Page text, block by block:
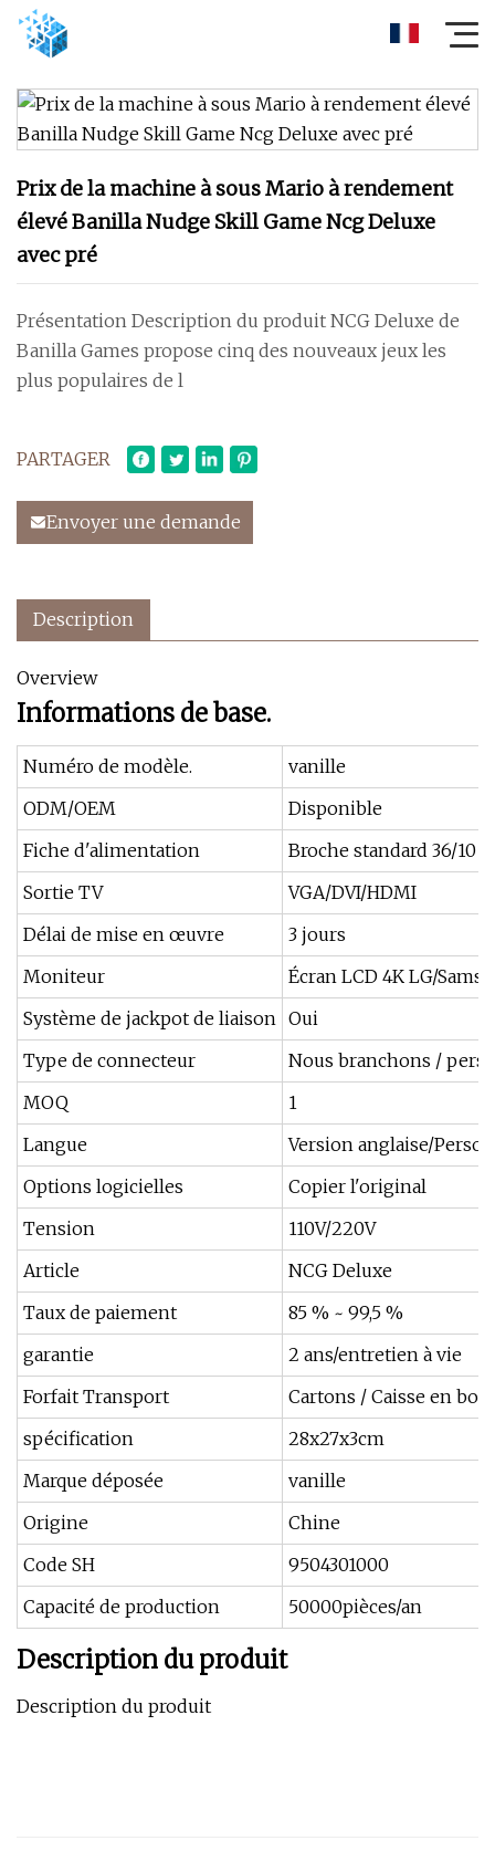
Prix ​​de la machine à sous Mario à rendement
élevé Banilla Nudge Skill Game Ncg Deluxe
avec pré
Présentation Description du produit NCG Deluxe de
Banilla Games propose cinq des nouveaux jeux les
plus populaires de l
PARTAGER
Envoyer une demande
Description
Overview
Informations de base.
Numéro de modèle.
vanille
ODM/OEM
Disponible
Fiche d'alimentation
Broche standard 36/10
Sortie TV
VGA/DVI/HDMI
Délai de mise en œuvre
3 jours
Moniteur
Écran LCD 4K LG/
Système de jackpot de liaison Oui
Type de connecteur
Nous branchons /
MOQ
1
Langue
Version anglaise/
Options logicielles
Copier l'original
Tension
110V/220V
Article
NCG Deluxe
Taux de paiement
85 % ~ 99,5 %
garantie
2 ans/entretien à vie
Forfait Transport
Cartons / Caisse en bois
spécification
28x27x3cm
Marque déposée
vanille
Origine
Chine
Code SH
9504301000
Capacité de production
50000pièces/an
Description du produit
Description du produit